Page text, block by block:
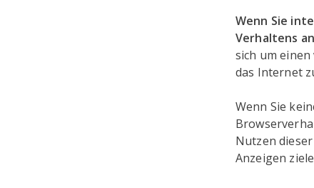
Wenn Sie
Verhaltens
sich um
das Internet
Wenn Sie
Nutzen
Anzeigen